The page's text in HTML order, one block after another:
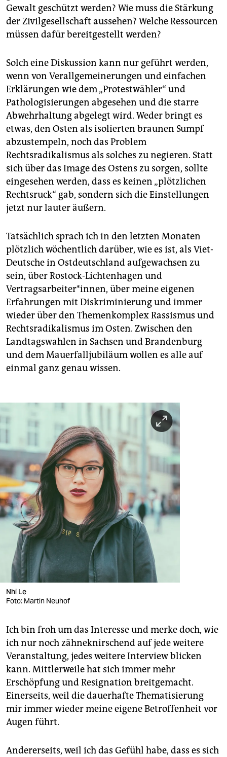
Gewalt geschützt werden? Wie muss die Stärkung
der Zivilgesellschaft aussehen? Welche Ressourcen
müssen dafür bereitgestellt werden?
Solch eine Diskussion kann nur geführt werden,
wenn von Verallgemeinerungen und einfachen
Erklärungen wie dem „Protestwähler“ und
Pathologisierungen abgesehen und die starre
Abwehrhaltung abgelegt wird. Weder bringt es
etwas, den Osten als isolierten braunen Sumpf
abzustempeln, noch das Problem
Rechtsradikalismus als solches zu negieren. Statt
sich über das Image des Ostens zu sorgen, sollte
eingesehen werden, dass es keinen „plötzlichen
Rechtsruck“ gab, sondern sich die Einstellungen
jetzt nur lauter äußern.
Tatsächlich sprach ich in den letzten Monaten
plötzlich wöchentlich darüber, wie es ist, als Viet-
Deutsche in Ostdeutschland aufgewachsen zu
sein, über Rostock-Lichtenhagen und
Vertragsarbeiter*innen, über meine eigenen
Erfahrungen mit Diskriminierung und immer
wieder über den Themenkomplex Rassismus und
Rechtsradikalismus im Osten. Zwischen den
Landtagswahlen in Sachsen und Brandenburg
und dem Mauerfalljubiläum wollen es alle auf
einmal ganz genau wissen.
Nhi Le
Foto: Martin Neuhof
Ich bin froh um das Interesse und merke doch, wie
ich nur noch zähneknirschend auf jede weitere
Veranstaltung, jedes weitere Interview blicken
kann. Mittlerweile hat sich immer mehr
Erschöpfung und Resignation breitgemacht.
Einerseits, weil die dauerhafte Thematisierung
mir immer wieder meine eigene Betroffenheit vor
Augen führt.
Andererseits, weil ich das Gefühl habe, dass es sich